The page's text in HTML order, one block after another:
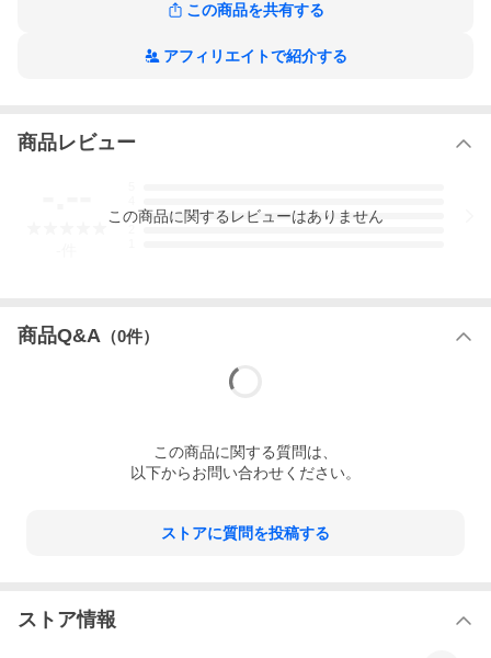
（約） 縦210mm 横350mm 厚さ22mm）
大（大きさ（約） 縦240mm 横400mm 厚さ22mm）
この商品を共有する
アフィリエイトで紹介する
商品レビュー
3
この商品に関するレビューはありません
商品Q&A （0件）
この商品に関する質問は、
以下からお問い合わせください。
ストアに質問を投稿する
ストア情報